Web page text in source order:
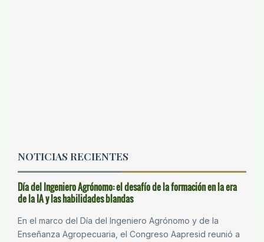
NOTICIAS RECIENTES
Día del Ingeniero Agrónomo: el desafío de la formación en la era
de la IA y las habilidades blandas
En el marco del Día del Ingeniero Agrónomo y de la
Enseñanza Agropecuaria, el Congreso Aapresid reunió a